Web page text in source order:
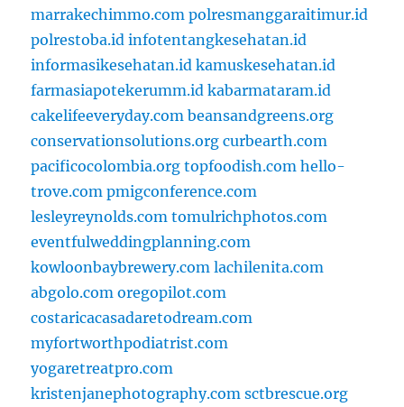
marrakechimmo.com polresmanggaraitimur.id
polrestoba.id infotentangkesehatan.id
informasikesehatan.id kamuskesehatan.id
farmasiapotekerumm.id kabarmataram.id
cakelifeeveryday.com beansandgreens.org
conservationsolutions.org curbearth.com
pacificocolombia.org topfoodish.com hello-
trove.com pmigconference.com
lesleyreynolds.com tomulrichphotos.com
eventfulweddingplanning.com
kowloonbaybrewery.com lachilenita.com
abgolo.com oregopilot.com
costaricacasadaretodream.com
myfortworthpodiatrist.com
yogaretreatpro.com
kristenjanephotography.com sctbrescue.org